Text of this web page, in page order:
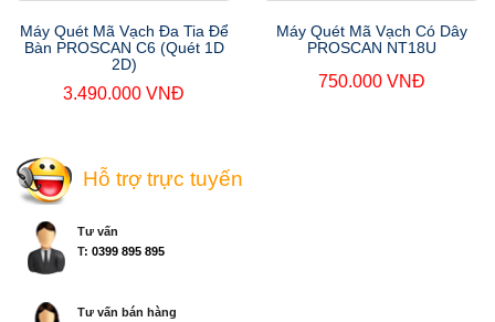
Máy Quét Mã Vạch Đa Tia Để
Bàn PROSCAN C6 (Quét 1D
2D)
3.490.000 VNĐ
Máy Quét Mã Vạch Có Dây
PROSCAN NT18U
750.000 VNĐ
Hỗ trợ trực tuyến
Tư vấn
T: 0399 895 895
Tư vấn bán hàng